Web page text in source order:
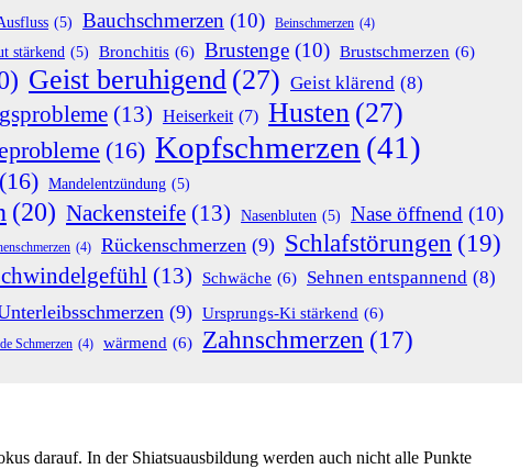
(5) Bauchschmerzen (10) Beinschmerzen (4)
stärkend (5) Bronchitis (6) Brustenge (10) Brustschmerzen (6)
Geist beruhigend (27) Geist klärend (8)
(13) Heiserkeit (7) Husten (27)
(16) Kopfschmerzen (41)
(16) Mandelentzündung (5)
(20) Nackensteife (13) Nasenbluten (5) Nase öffnend (10)
(4) Rückenschmerzen (9) Schlafstörungen (19)
(13) Schwäche (6) Sehnen entspannend (8)
(9) Ursprungs-Ki stärkend (6)
Schmerzen (4) wärmend (6) Zahnschmerzen (17)
darauf. In der Shiatsuausbildung werden auch nicht alle Punkte